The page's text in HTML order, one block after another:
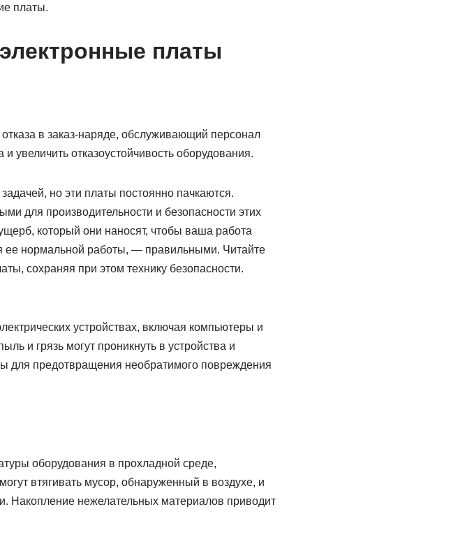
платы.
платы
в заказ-наряде, обслуживающий персонал
и увеличить отказоустойчивость оборудования.
но эти платы постоянно пачкаются.
для производительности и безопасности этих
который они наносят, чтобы ваша работа
ее нормальной работы, — правильными. Читайте
сохраняя при этом технику безопасности.
устройствах, включая компьютеры и
и грязь могут проникнуть в устройства и
для предотвращения необратимого повреждения
оборудования в прохладной среде,
втягивать мусор, обнаруженный в воздухе, и
Накопление нежелательных материалов приводит